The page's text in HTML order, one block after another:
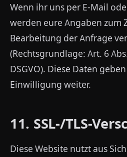
Wenn ihr uns per E-Mail
werden eure Angaben zum
Bearbeitung der Anfrage
(Rechtsgrundlage: Art. 6
DSGVO). Diese Daten
Einwilligung weiter.
11. SSL-/TLS-
Diese Website nutzt aus